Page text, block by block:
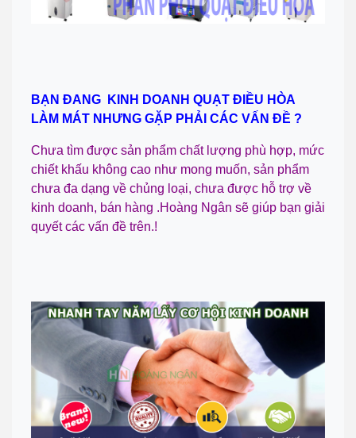
BẠN ĐANG KINH DOANH QUẠT ĐIỀU HÒA
LÀM MÁT NHƯNG GẶP PHẢI CÁC VẤN ĐỀ ?
Chưa tìm được sản phẩm chất lượng phù hợp, mức
chiết khấu không cao như mong muốn, sản phẩm
chưa đa dạng về chủng loại, chưa được hỗ trợ về
kinh doanh, bán hàng .Hoàng Ngân sẽ giúp bạn giải
quyết các vấn đề trên.!